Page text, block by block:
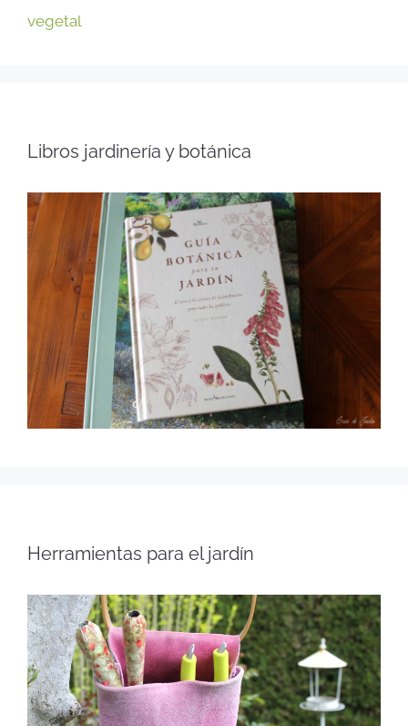
vegetal
Libros jardinería y botánica
Herramientas para el jardín